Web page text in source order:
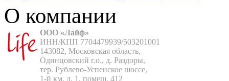
О компании
ООО «Лайф»
ИНН/КПП 7704479939/503201001
143082, Московская область,
Одинцовский г.о., д. Раздоры,
тер. Рублево-Успенское шоссе,
1-й км, д. 1, помещ. 412